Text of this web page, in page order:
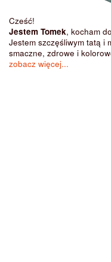
Cześć!
Jestem Tomek, kocham
Jestem szczęśliwym tatą i
smaczne, zdrowe i
zobacz więcej...